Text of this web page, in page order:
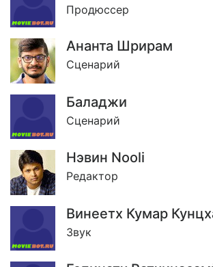
Продюссер
Ананта Шрирам
Сценарий
Баладжи
Сценарий
Нэвин Nooli
Редактор
Винеетх Кумар
Звук